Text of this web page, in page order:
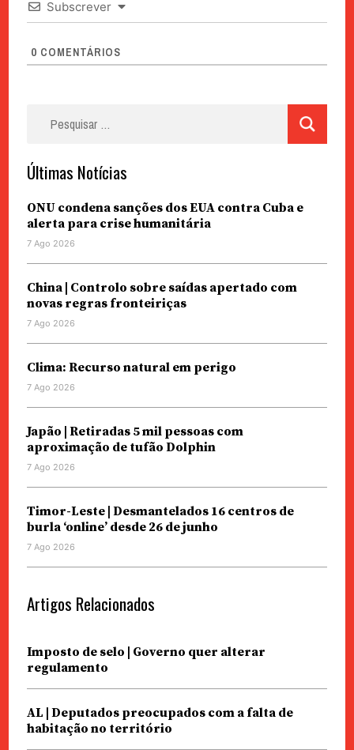
Subscrever
0 COMENTÁRIOS
Últimas Notícias
ONU condena sanções dos EUA contra Cuba e
alerta para crise humanitária
7 Ago 2026
China | Controlo sobre saídas apertado com
novas regras fronteiriças
7 Ago 2026
Clima: Recurso natural em perigo
7 Ago 2026
Japão | Retiradas 5 mil pessoas com
aproximação de tufão Dolphin
7 Ago 2026
Timor-Leste | Desmantelados 16 centros de
burla ‘online’ desde 26 de junho
7 Ago 2026
Artigos Relacionados
Imposto de selo | Governo quer alterar
regulamento
AL | Deputados preocupados com a falta de
habitação no território